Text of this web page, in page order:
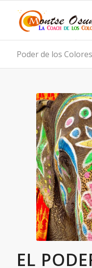
Poder de los Colores
EL